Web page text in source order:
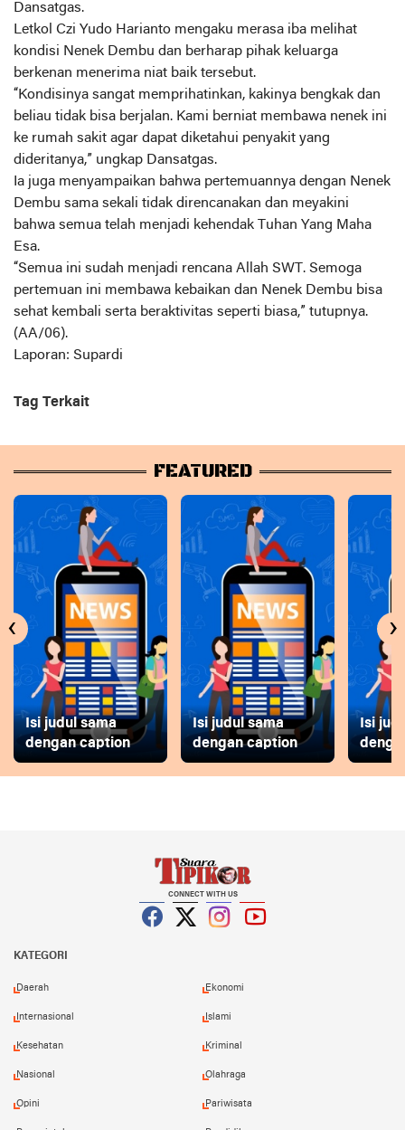
Dansatgas.
Letkol Czi Yudo Harianto mengaku merasa iba melihat
kondisi Nenek Dembu dan berharap pihak keluarga
berkenan menerima niat baik tersebut.
“Kondisinya sangat memprihatinkan, kakinya bengkak dan
beliau tidak bisa berjalan. Kami berniat membawa nenek ini
ke rumah sakit agar dapat diketahui penyakit yang
dideritanya,” ungkap Dansatgas.
Ia juga menyampaikan bahwa pertemuannya dengan Nenek
Dembu sama sekali tidak direncanakan dan meyakini
bahwa semua telah menjadi kehendak Tuhan Yang Maha
Esa.
“Semua ini sudah menjadi rencana Allah SWT. Semoga
pertemuan ini membawa kebaikan dan Nenek Dembu bisa
sehat kembali serta beraktivitas seperti biasa,” tutupnya.
(AA/06).
Laporan: Supardi
Tag Terkait
FEATURED
Isi judul sama
dengan caption
Isi judul sama
dengan caption
Isi
‹ ›
CONNECT WITH US
KATEGORI
Daerah Ekonomi
Internasional Islami
Kesehatan Kriminal
Nasional Olahraga
Opini Pariwisata